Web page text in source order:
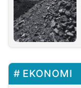
EKONOMI